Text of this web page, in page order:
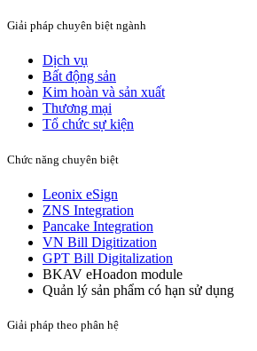
Giải pháp chuyên biệt ngành
Dịch vụ
Bất động sản​
Kim hoàn và sản xuất​
Thương mại
Tổ chức sự kiện
Chức năng chuyên biệt
Leonix eSign
ZNS Integration
Pancake Integration
VN Bill Digitization
GPT Bill Digitalization
BKAV eHoadon module
Quản lý sản phẩm có hạn sử dụng
Giải pháp theo phân hệ